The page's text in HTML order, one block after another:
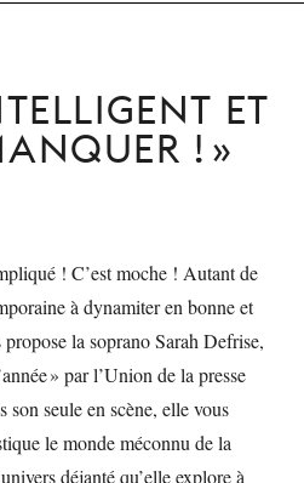
ET
!
! C’est moche ! Autant de
à dynamiter en bonne et
la soprano Sarah Defrise,
» par l’Union de la presse
son seule en scène, elle vous
le monde méconnu de la
déjanté qu’elle explore à